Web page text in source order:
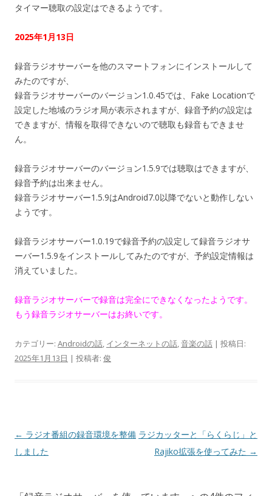
タイマー聴取の設定はできるようです。
2025年1月13日
録音ラジオサーバーを他のスマートフォンにインストールして
みたのですが、
録音ラジオサーバーのバージョン1.0.45では、Fake Locationで
設定した地域のラジオ局が表示されますが、録音予約の設定は
できますが、情報を取得できないので聴取も録音もできませ
ん。
録音ラジオサーバーのバージョン1.5.9では聴取はできますが、
録音予約は出来ません。
録音ラジオサーバー1.5.9はAndroid7.0以降でないと動作しない
ようです。
録音ラジオサーバー1.0.19で録音予約の設定して録音ラジオサ
ーバー1.5.9をインストールしてみたのですが、予約設定情報は
消えていました。
録音ラジオサーバーで録音は完全にできなくなったようです。
もう録音ラジオサーバーはお終いです。
カテゴリー: Androidの話, インターネットの話,音楽の話 | 投稿日:
2025年1月13日 | 投稿者: 俊
投
稿
← ラジオ番組の録音環境を整備
しました
ラジカッターと「らくらじ」と
Rajiko拡張を使ってみた →